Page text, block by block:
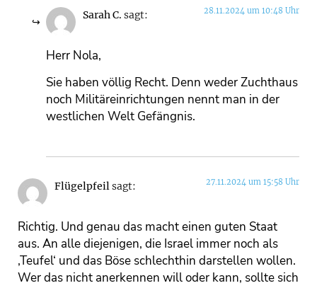
Sarah C. sagt: 28.11.2024 um 10:48 Uhr
Herr Nola,
Sie haben völlig Recht. Denn weder Zuchthaus
noch Militäreinrichtungen nennt man in der
westlichen Welt Gefängnis.
Flügelpfeilsagt: 27.11.2024 um 15:58 Uhr
Richtig. Und genau das macht einen guten Staat
aus. An alle diejenigen, die Israel immer noch als
‚Teufel‘ und das Böse schlechthin darstellen wollen.
Wer das nicht anerkennen will oder kann, sollte sich